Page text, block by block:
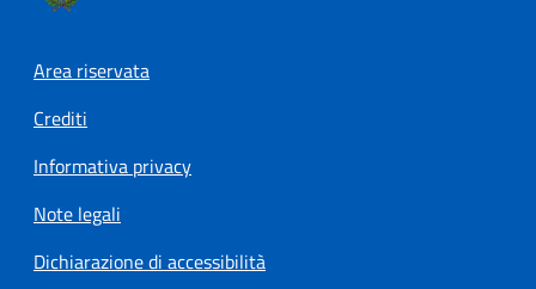
Footer menu
Area riservata
Crediti
Informativa privacy
Note legali
Dichiarazione di accessibilità